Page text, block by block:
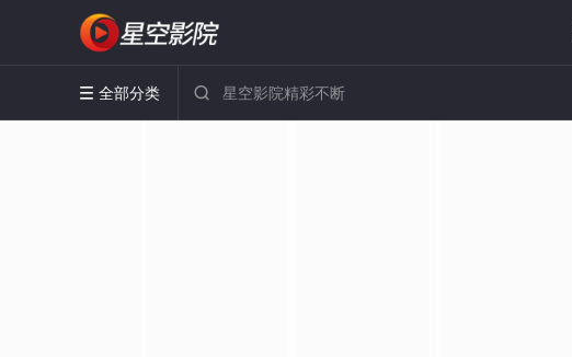
 全部分类 